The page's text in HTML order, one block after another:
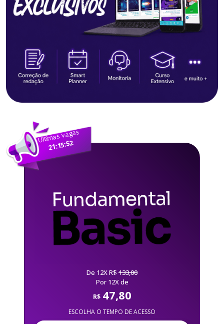
Últimas vagas
21:15:51
De 12X R$ 133,00
Por 12X de
R$ 47,80
ESCOLHA O TEMPO DE ACESSO